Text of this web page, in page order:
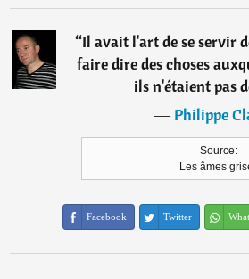
“Il avait l'art de se servir
faire dire des choses
ils n'étaient pas
―Philippe
Source:
Les âmes
Facebook Twitter